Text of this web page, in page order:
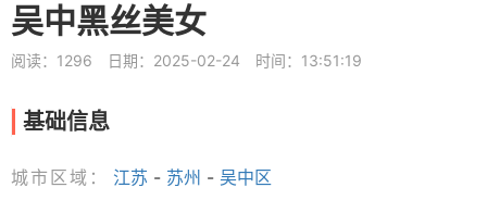
吴中黑丝美女
阅读：1296 日期：2025-02-24 时间：13:51:19
基础信息
城市区域： 江苏 - 苏州 - 吴中区